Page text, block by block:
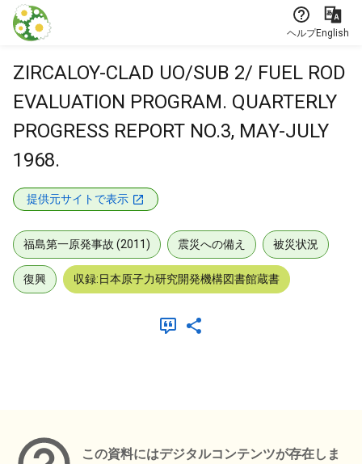
本文に飛ぶ
ヘルプEnglish
ZIRCALOY-CLAD UO/SUB 2/ FUEL ROD
EVALUATION PROGRAM. QUARTERLY
PROGRESS REPORT NO.3, MAY-JULY
1968.
提供元サイトで表示
福島第一原発事故 (2011) 震災への備え 被災状況
復興 収録:日本原子力研究開発機構図書館蔵書
この資料にはデジタルコンテンツが存在しま